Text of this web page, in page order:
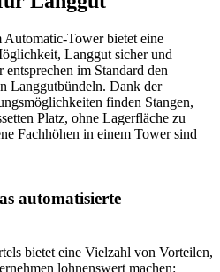
Tower bietet eine
Langgut sicher und
im Standard den
Langgutbündeln. Dank der
finden Stangen,
Platz, ohne Lagerfläche zu
Fachhöhen in einem Tower sind
automatisierte
bietet eine Vielzahl von Vorteilen,
lohnenswert machen: